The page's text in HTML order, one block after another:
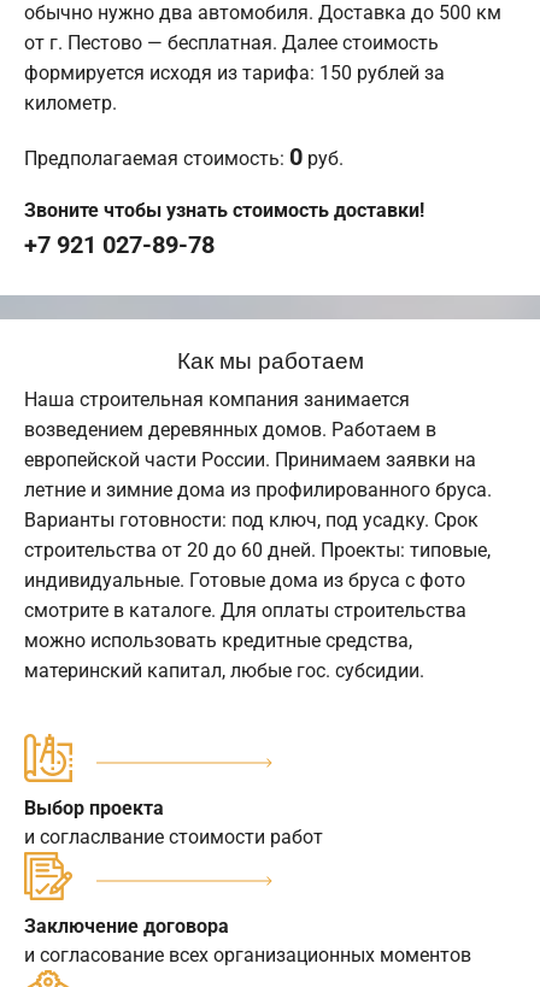
обычно нужно два автомобиля. Доставка до 500 км
от г. Пестово — бесплатная. Далее стоимость
формируется исходя из тарифа: 150 рублей за
километр.
Предполагаемая стоимость: 0 руб.
Звоните чтобы узнать стоимость доставки!
+7 921 027-89-78
Как мы работаем
Наша строительная компания занимается
возведением деревянных домов. Работаем в
европейской части России. Принимаем заявки на
летние и зимние дома из профилированного бруса.
Варианты готовности: под ключ, под усадку. Срок
строительства от 20 до 60 дней. Проекты: типовые,
индивидуальные. Готовые дома из бруса с фото
смотрите в каталоге. Для оплаты строительства
можно использовать кредитные средства,
материнский капитал, любые гос. субсидии.
Выбор проекта
и согласлвание стоимости работ
Заключение договора
и согласование всех организационных моментов